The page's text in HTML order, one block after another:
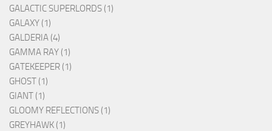
GALACTIC SUPERLORDS (1)
GALAXY (1)
GALDERIA (4)
GAMMA RAY (1)
GATEKEEPER (1)
GHOST (1)
GIANT (1)
GLOOMY REFLECTIONS (1)
GREYHAWK (1)